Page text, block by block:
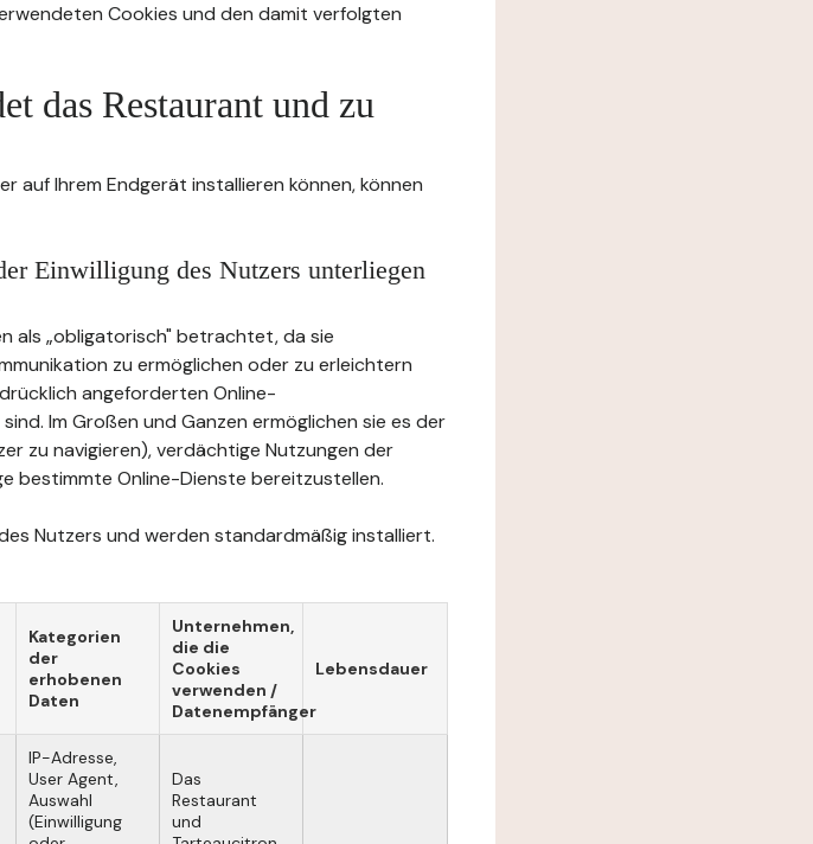
Cookies und den damit verfolgten
das Restaurant und zu
auf Ihrem Endgerät installieren können, können
Einwilligung des Nutzers unterliegen
als „obligatorisch" betrachtet, da sie
zu ermöglichen oder zu erleichtern
angeforderten Online-
Im Großen und Ganzen ermöglichen sie es der
zu navigieren), verdächtige Nutzungen der
bestimmte Online-Dienste bereitzustellen.
Nutzers und werden standardmäßig installiert.
Kategorien
der
erhobenen
Daten
Unternehmen,
die die
Cookies
verwenden /
Datenempfänger
Lebensdauer
IP-Adresse,
User Agent,
Auswahl
(Einwilligung
Das
Restaurant
und